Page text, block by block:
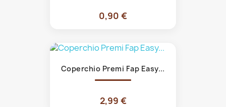
0,90 €
Coperchio Premi Fap Easy...
2,99 €